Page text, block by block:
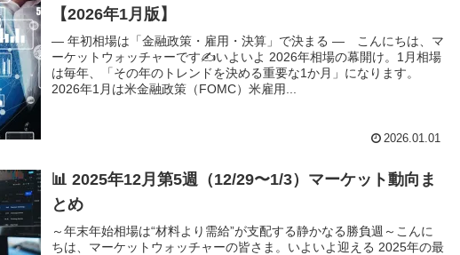
【2026年1月版】
― 年初相場は「金融政策・雇用・決算」で決まる ― こんにちは、マ
ーケットウォッチャーです✍️いよいよ 2026年相場の幕開け。1月相場
は毎年、「その年のトレンドを決める重要な1か月」になります。
2026年1月は米金融政策（FOMC）米雇用...
2026.01.01
📊 2025年12月第5週（12/29〜1/3）マーケット動向ま
とめ
～年末年始相場は“材料より需給”が支配する静かなる勝負週～こんに
ちは、マーケットウォッチャーの皆さま。いよいよ迎える 2025年の最